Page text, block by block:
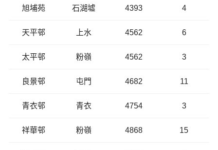
旭埔苑 石湖墟 4393 4
天平邨 上水 4562 6
太平邨 粉嶺 4562 3
良景邨 屯門 4682 11
青衣邨 青衣 4754 3
祥華邨 粉嶺 4868 15